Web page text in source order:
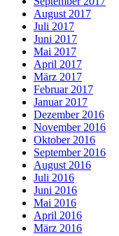
August 2017
Juli 2017
Juni 2017
Mai 2017
April 2017
März 2017
Februar 2017
Januar 2017
Dezember 2016
November 2016
Oktober 2016
September 2016
August 2016
Juli 2016
Juni 2016
Mai 2016
April 2016
März 2016